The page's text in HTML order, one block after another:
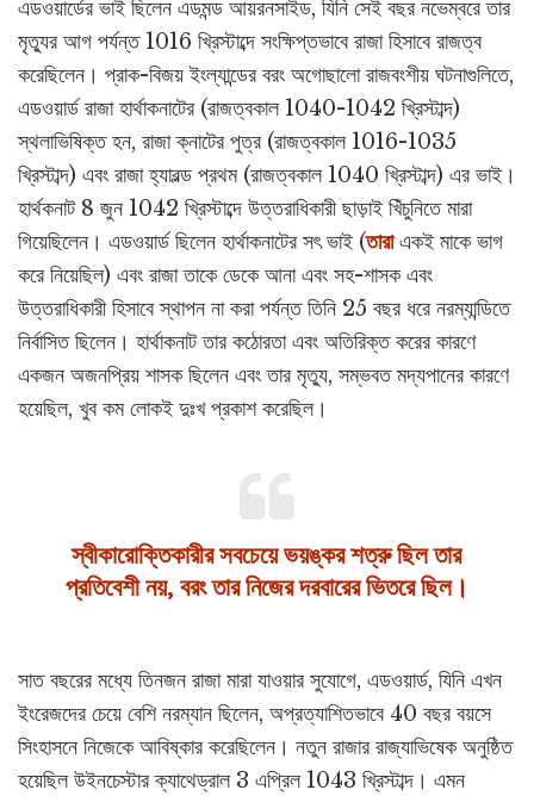
এডওয়ার্ডের ভাই ছিলেন এডমন্ড আয়রনসাইড, যিনি সেই বছর নভেম্বরে তার
মৃত্যুর আগ পর্যন্ত 1016 খ্রিস্টাব্দে সংক্ষিপ্তভাবে রাজা হিসাবে রাজত্ব
করেছিলেন। প্রাক-বিজয় ইংল্যান্ডের বরং অগোছালো রাজবংশীয় ঘটনাগুলিতে,
এডওয়ার্ড রাজা হার্থাকনাটের (রাজত্বকাল 1040-1042 খ্রিস্টাব্দ)
স্থলাভিষিক্ত হন, রাজা ক্নাটের পুত্র (রাজত্বকাল 1016-1035
খ্রিস্টাব্দ) এবং রাজা হ্যারল্ড প্রথম (রাজত্বকাল 1040 খ্রিস্টাব্দ) এর ভাই।
হার্থকনাট 8 জুন 1042 খ্রিস্টাব্দে উত্তরাধিকারী ছাড়াই খিঁচুনিতে মারা
গিয়েছিলেন। এডওয়ার্ড ছিলেন হার্থাকনাটের সৎ ভাই (তারাএকই মাকে ভাগ
করে নিয়েছিল) এবং রাজা তাকে ডেকে আনা এবং সহ-শাসক এবং
উত্তরাধিকারী হিসাবে স্থাপন না করা পর্যন্ত তিনি 25 বছর ধরে নরম্যান্ডিতে
নির্বাসিত ছিলেন। হার্থাকনাট তার কঠোরতা এবং অতিরিক্ত করের কারণে
একজন অজনপ্রিয় শাসক ছিলেন এবং তার মৃত্যু, সম্ভবত মদ্যপানের কারণে
হয়েছিল, খুব কম লোকই দুঃখ প্রকাশ করেছিল।
স্বীকারোক্তিকারীর সবচেয়ে ভয়ঙ্কর শত্রু ছিল তার
প্রতিবেশী নয়, বরং তার নিজের দরবারের ভিতরে ছিল।
সাত বছরের মধ্যে তিনজন রাজা মারা যাওয়ার সুযোগে, এডওয়ার্ড, যিনি এখন
ইংরেজদের চেয়ে বেশি নরম্যান ছিলেন, অপ্রত্যাশিতভাবে 40 বছর বয়সে
সিংহাসনে নিজেকে আবিষ্কার করেছিলেন। নতুন রাজার রাজ্যাভিষেক অনুষ্ঠিত
হয়েছিল উইনচেস্টার ক্যাথেড্রাল 3 এপ্রিল 1043 খ্রিস্টাব্দ। এমন